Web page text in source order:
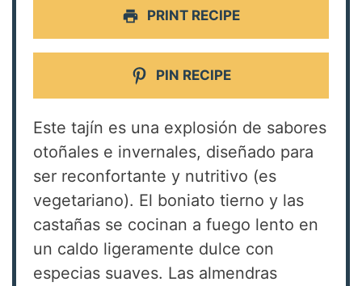
PRINT RECIPE
PIN RECIPE
Este tajín es una explosión de sabores
otoñales e invernales, diseñado para
ser reconfortante y nutritivo (es
vegetariano). El boniato tierno y las
castañas se cocinan a fuego lento en
un caldo ligeramente dulce con
especias suaves. Las almendras